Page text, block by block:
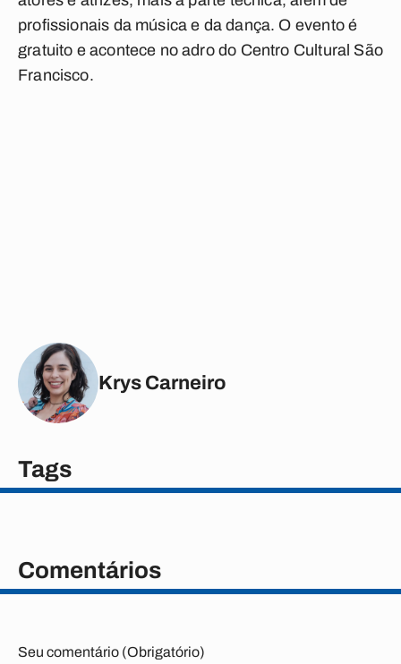
profissionais da música e da dança. O evento é
gratuito e acontece no adro do Centro Cultural São
Francisco.
Krys Carneiro
Tags
Comentários
Seu comentário (Obrigatório)